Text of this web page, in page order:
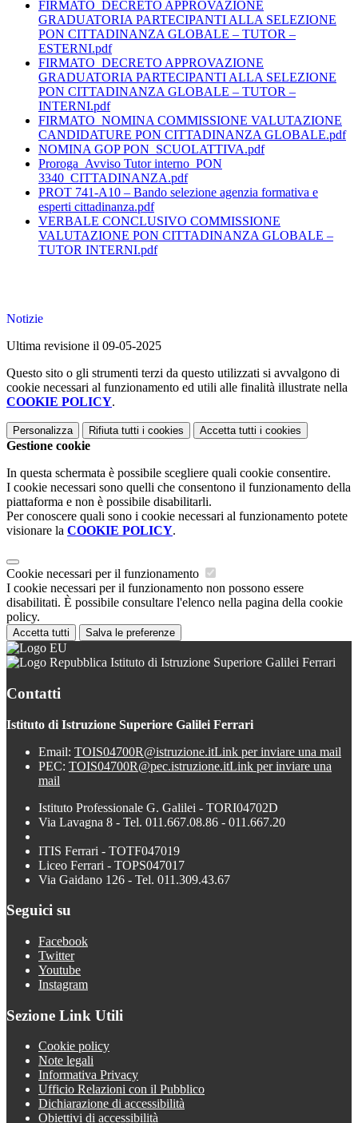
FIRMATO_DECRETO APPROVAZIONE
GRADUATORIA PARTECIPANTI ALLA SELEZIONE
PON CITTADINANZA GLOBALE – TUTOR –
ESTERNI.pdf
FIRMATO_DECRETO APPROVAZIONE
GRADUATORIA PARTECIPANTI ALLA SELEZIONE
PON CITTADINANZA GLOBALE – TUTOR –
INTERNI.pdf
FIRMATO_NOMINA COMMISSIONE VALUTAZIONE
CANDIDATURE PON CITTADINANZA GLOBALE.pdf
NOMINA GOP PON_SCUOLATTIVA.pdf
Proroga_Avviso Tutor interno_PON
3340_CITTADINANZA.pdf
PROT 741-A10 – Bando selezione agenzia formativa e
esperti cittadinanza.pdf
VERBALE CONCLUSIVO COMMISSIONE
VALUTAZIONE PON CITTADINANZA GLOBALE –
TUTOR INTERNI.pdf
Notizie
Ultima revisione il 09-05-2025
Questo sito o gli strumenti terzi da questo utilizzati si avvalgono di
cookie necessari al funzionamento ed utili alle finalità illustrate nella
COOKIE POLICY.
Personalizza Rifiuta tutti i cookies Accetta tutti i cookies
Gestione cookie
In questa schermata è possibile scegliere quali cookie consentire.
I cookie necessari sono quelli che consentono il funzionamento della
piattaforma e non è possibile disabilitarli.
Per conoscere quali sono i cookie necessari al funzionamento potete
visionare la COOKIE POLICY.
Cookie necessari per il funzionamento
I cookie necessari per il funzionamento non possono essere
disabilitati. È possibile consultare l'elenco nella pagina della cookie
policy.
Accetta tutti Salva le preferenze
Istituto di Istruzione Superiore Galilei Ferrari
Contatti
Istituto di Istruzione Superiore Galilei Ferrari
Email: TOIS04700R@istruzione.itLink per inviare una mail
PEC: TOIS04700R@pec.istruzione.itLink per inviare una
mail
Istituto Professionale G. Galilei - TORI04702D
Via Lavagna 8 - Tel. 011.667.08.86 - 011.667.20
ITIS Ferrari - TOTF047019
Liceo Ferrari - TOPS047017
Via Gaidano 126 - Tel. 011.309.43.67
Seguici su
Facebook
Twitter
Youtube
Instagram
Sezione Link Utili
Cookie policy
Note legali
Informativa Privacy
Ufficio Relazioni con il Pubblico
Dichiarazione di accessibilità
Obiettivi di accessibilità